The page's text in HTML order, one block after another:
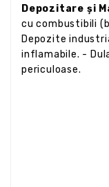
Depozitare și
cu combustibili
Depozite
inflamabile. -
periculoase.